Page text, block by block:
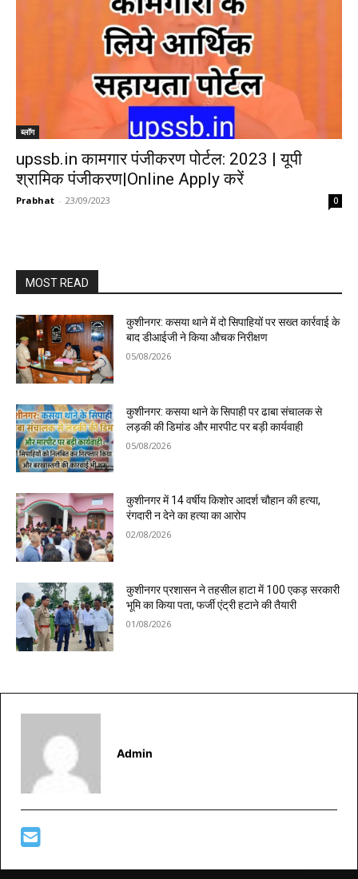
ब्लॉग
upssb.in कामगार पंजीकरण पोर्टल: 2023 | यूपी
श्रामिक पंजीकरण|Online Apply करें
Prabhat - 23/09/2023 0
MOST READ
कुशीनगर: कसया थाने में दो सिपाहियों पर सख्त कार्रवाई के
बाद डीआईजी ने किया औचक निरीक्षण
05/08/2026
कुशीनगर: कसया थाने के सिपाही पर ढाबा संचालक से
लड़की की डिमांड और मारपीट पर बड़ी कार्यवाही
05/08/2026
कुशीनगर में 14 वर्षीय किशोर आदर्श चौहान की हत्या,
रंगदारी न देने का हत्या का आरोप
02/08/2026
कुशीनगर प्रशासन ने तहसील हाटा में 100 एकड़ सरकारी
भूमि का किया पता, फर्जी एंट्री हटाने की तैयारी
01/08/2026
Admin